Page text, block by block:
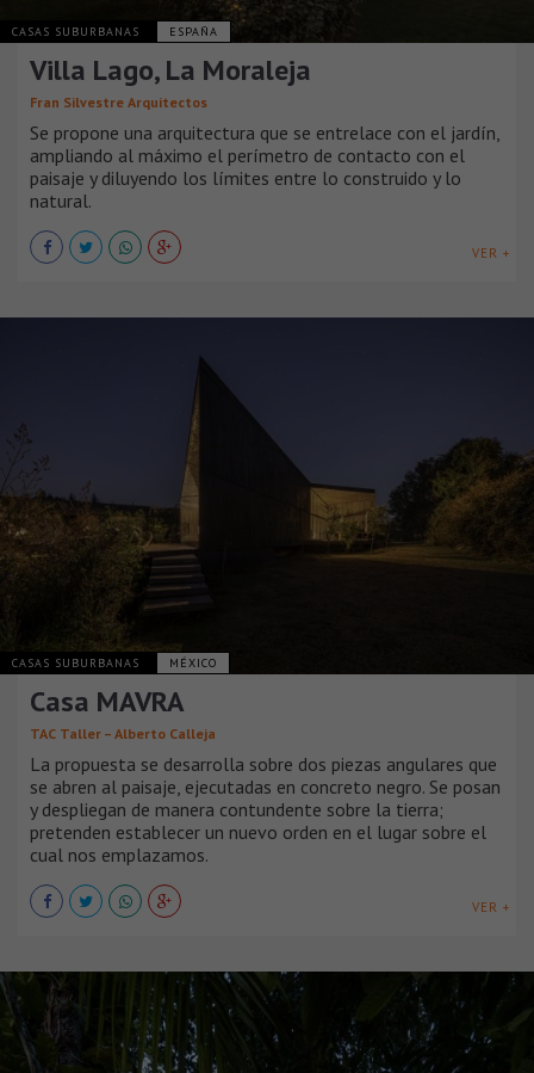
CASAS SUBURBANAS ESPAÑA
Villa Lago, La Moraleja
Fran Silvestre Arquitectos
Se propone una arquitectura que se entrelace con el jardín,
ampliando al máximo el perímetro de contacto con el
paisaje y diluyendo los límites entre lo construido y lo
natural.
VER +
CASAS SUBURBANAS MÉXICO
Casa MAVRA
TAC Taller – Alberto Calleja
La propuesta se desarrolla sobre dos piezas angulares que
se abren al paisaje, ejecutadas en concreto negro. Se posan
y despliegan de manera contundente sobre la tierra;
pretenden establecer un nuevo orden en el lugar sobre el
cual nos emplazamos.
VER +